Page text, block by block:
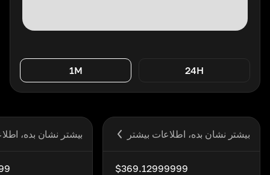
24H
1M
بیشتر نشان بده، اطلاعات بیشتر
$369.12999999
بیشتر نشان بده،